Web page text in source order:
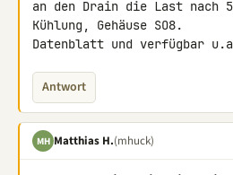
an den Drain die Last nach
Kühlung, Gehäuse SO8.
Datenblatt und verfügbar
Antwort
MH Matthias H.(mhuck)